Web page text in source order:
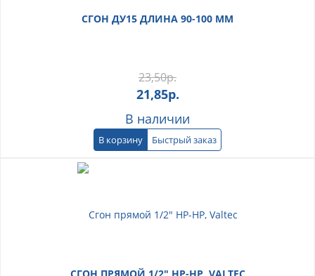
СГОН ДУ15 ДЛИНА 90-100 ММ
23,50р.
21,85р.
В наличии
В корзину Быстрый заказ